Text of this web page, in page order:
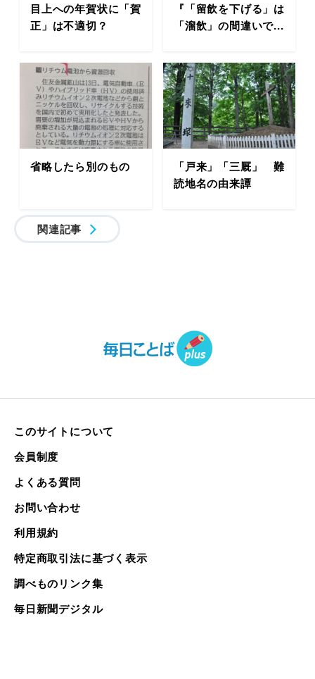
目上への年賀状に「賀
正」は不適切？
『「留飲を下げる」は
「溜飲」の間違いで...
省略したら別のもの
「戸来」「三厩」 難
読地名の由来譚
関連記事
このサイトについて
会員制度
よくある質問
お問い合わせ
利用規約
特定商取引法に基づく表示
調べものリンク集
毎日新聞デジタル